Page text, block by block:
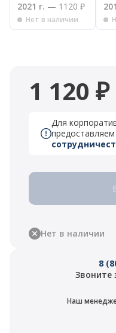
2021 г. — 1120 ₽
Нет в наличии
1 120 ₽
Для
Нет в наличии
8
Звоните
Наш